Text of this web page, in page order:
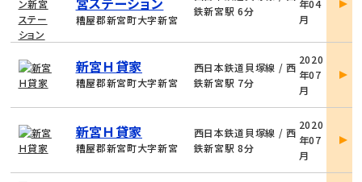
糟屋郡新宮町大字新宮
鉄新宮駅 6分
年04
月
詳
新宮Ｈ貸家
糟屋郡新宮町大字新宮
西日本鉄道貝塚線 / 西
鉄新宮駅 7分
2020
年07
月
詳
新宮Ｈ貸家
糟屋郡新宮町大字新宮
西日本鉄道貝塚線 / 西
鉄新宮駅 8分
2020
年07
月
詳